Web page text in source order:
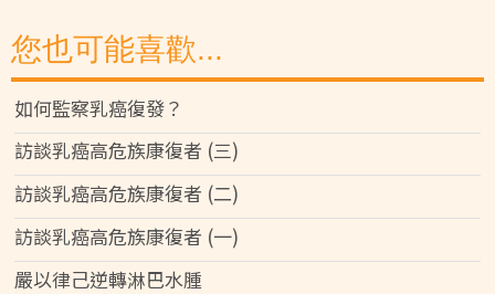
您也可能喜歡...
如何監察乳癌復發？
訪談乳癌高危族康復者 (三)
訪談乳癌高危族康復者 (二)
訪談乳癌高危族康復者 (一)
嚴以律己逆轉淋巴水腫